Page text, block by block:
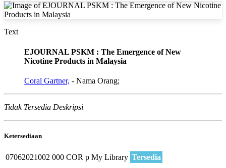
Text
EJOURNAL PSKM : The Emergence of New
Nicotine Products in Malaysia
Coral Gartner, - Nama Orang;
Tidak Tersedia Deskripsi
Ketersediaan
07062021002 000 COR p My Library Tersedia